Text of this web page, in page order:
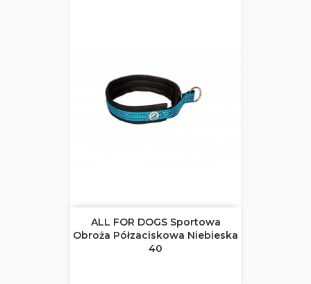
ALL FOR DOGS Sportowa
Obroża Półzaciskowa Niebieska
40